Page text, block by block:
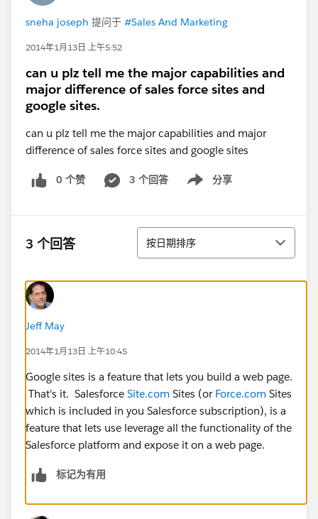
sneha joseph 提问于 #Sales And Marketing
2014年1月13日 上午5:52
can u plz tell me the major capabilities and
major difference of sales force sites and
google sites.
can u plz tell me the major capabilities and major
difference of sales force sites and google sites
0 个赞 3 个回答 分享
Show menu
3 个回答 排序
按日期排序
Jeff May
2014年1月13日 上午10:45
Google sites is a feature that lets you build a web page.
That's it. Salesforce Site.com Sites (or Force.com Sites
which is included in you Salesforce subscription), is a
feature that lets use leverage all the functionality of the
Salesforce platform and expose it on a web page.
标记为有用